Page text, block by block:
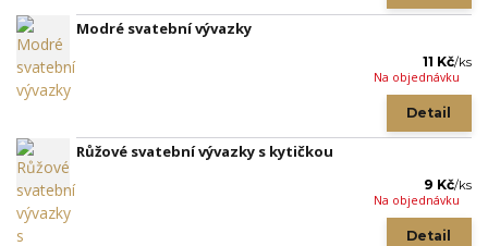
Modré svatební vývazky
11 Kč/ks
Na objednávku
Detail
Růžové svatební vývazky s kytičkou
9 Kč/ks
Na objednávku
Detail